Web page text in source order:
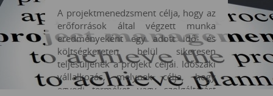
A projektmenedzsment célja, hogy az
erőforrások által végzett munka
eredményeként egy adott idő- és
költségkereten belül sikeresen
teljesüljenek a projekt céljai. Időszaki
vállalkozás, melynek célja, hogy
egyedi terméket vagy szolgáltatást